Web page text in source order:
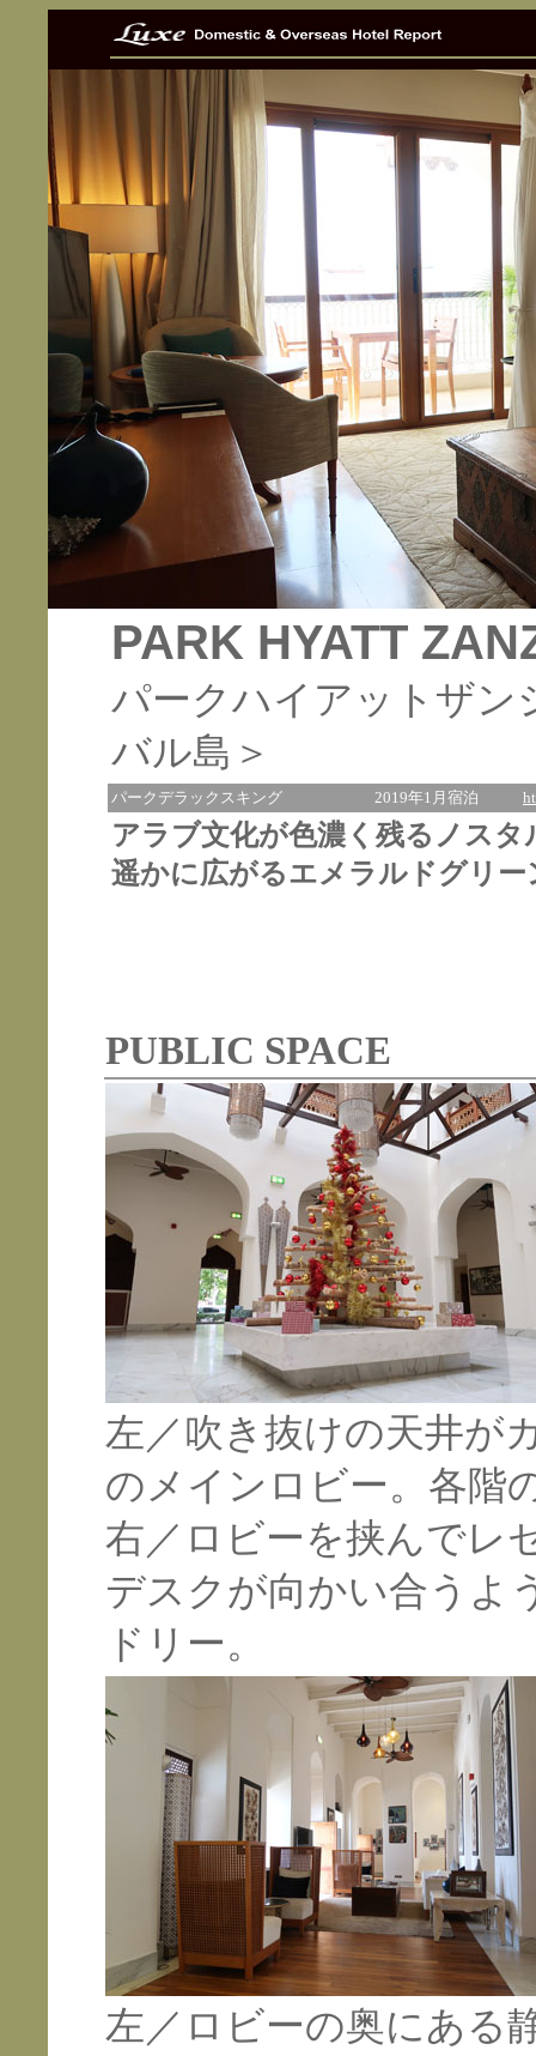
PARK HYATT
パークハイアットザン
バル島＞
パークデラックスキング 2019年1月宿泊
アラブ文化が色濃く残るノス
遥かに広がるエメラルドグリ
PUBLIC SPACE
左／吹き抜けの天井が
のメインロビー。各階
右／ロビーを挟んでレ
デスクが向かい合うよ
ドリー。
左／ロビーの奥にある